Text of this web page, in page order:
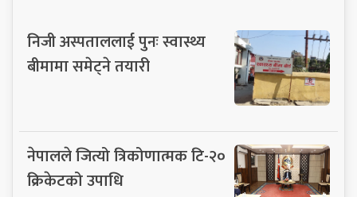
निजी अस्पताललाई पुनः स्वास्थ्य
बीमामा समेट्ने तयारी
नेपालले जित्यो त्रिकोणात्मक टि-२०
क्रिकेटको उपाधि